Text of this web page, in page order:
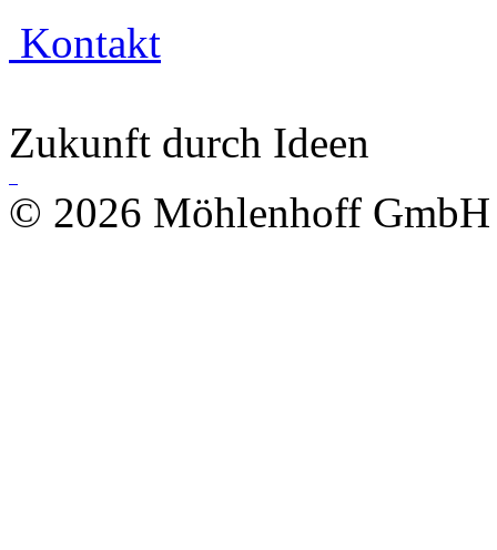
Kontakt
Zukunft durch Ideen
© 2026 Möhlenhoff GmbH